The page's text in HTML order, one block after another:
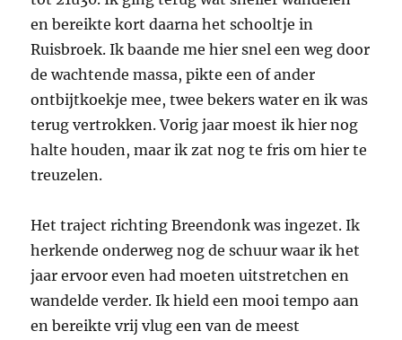
en bereikte kort daarna het schooltje in
Ruisbroek. Ik baande me hier snel een weg door
de wachtende massa, pikte een of ander
ontbijtkoekje mee, twee bekers water en ik was
terug vertrokken. Vorig jaar moest ik hier nog
halte houden, maar ik zat nog te fris om hier te
treuzelen.
Het traject richting Breendonk was ingezet. Ik
herkende onderweg nog de schuur waar ik het
jaar ervoor even had moeten uitstretchen en
wandelde verder. Ik hield een mooi tempo aan
en bereikte vrij vlug een van de meest